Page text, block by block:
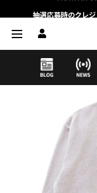
抽選応募時のクレ
【応募前に必ず
MORTAR